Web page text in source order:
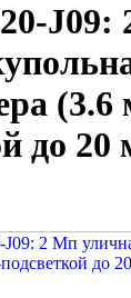
J09:
до 20